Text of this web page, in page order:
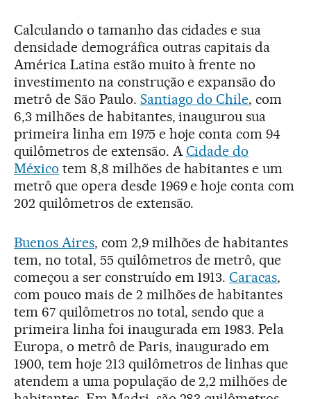
Calculando o tamanho das cidades e sua
densidade demográfica outras capitais da
América Latina estão muito à frente no
investimento na construção e expansão do
metrô de São Paulo. Santiago do Chile, com
6,3 milhões de habitantes, inaugurou sua
primeira linha em 1975 e hoje conta com 94
quilômetros de extensão. ACidade do
México tem 8,8 milhões de habitantes e um
metrô que opera desde 1969 e hoje conta com
202 quilômetros de extensão.
Buenos Aires, com 2,9 milhões de habitantes
tem, no total, 55 quilômetros de metrô, que
começou a ser construído em 1913.Caracas,
com pouco mais de 2 milhões de habitantes
tem 67 quilômetros no total, sendo que a
primeira linha foi inaugurada em 1983. Pela
Europa, o metrô de Paris, inaugurado em
1900, tem hoje 213 quilômetros de linhas que
atendem a uma população de 2,2 milhões de